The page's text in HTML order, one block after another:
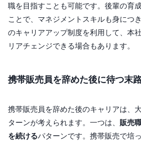
職を目指すことも可能です。後輩の育
ことで、マネジメントスキルも身につ
のキャリアアップ制度を利用して、本
リアチェンジできる場合もあります。
携帯販売員を辞めた後に待つ末
携帯販売員を辞めた後のキャリアは、
ターンが考えられます。一つは、 販売
を続けるパターンです。携帯販売で培